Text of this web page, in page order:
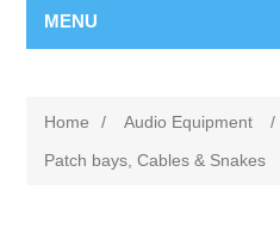
MENU
Home / Audio Equipment
/
Patch bays, Cables & Snakes